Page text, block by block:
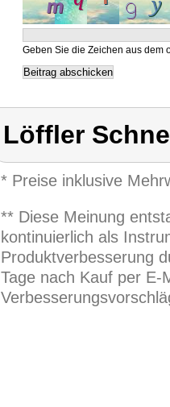
Geben Sie die Zeichen aus dem
Löffler
* Preise inklusive
** Diese Meinung
kontinuierlich als
Produktverbesserung
Tage nach Kauf per E-